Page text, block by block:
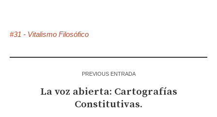
#31 - Vitalismo Filosófico
PREVIOUS ENTRADA
La voz abierta: Cartografías
Constitutivas.